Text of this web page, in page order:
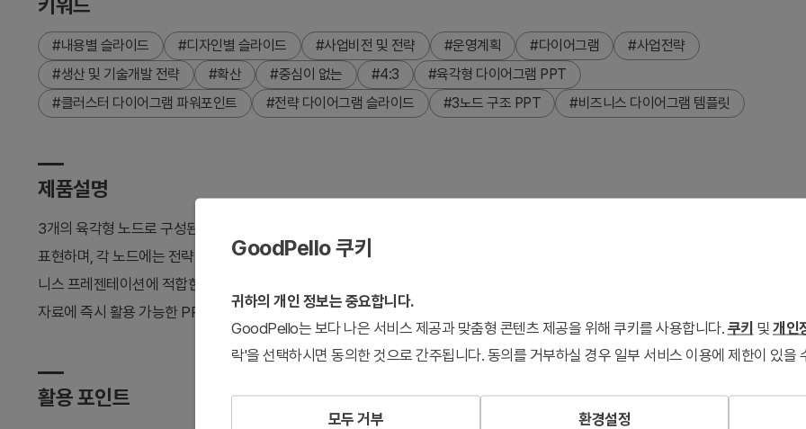
키워드
#내용별 슬라이드 #디자인별 슬라이드 #사업비전 및 전략 #운영계획 #다이어그램
#사업전략
#생산 및 기술개발 전략
#확산 #중심이 없는 #4:3
#육각형 다이어그램 PPT
#클러스터 다이어그램 파워포인트
#전략 다이어그램 슬라이드 #3노드 구조 PPT #비즈니스 다이어그램 템플릿
제품설명
3개의 육각형 노드로 구성된 클러스터 다이어그램 파워포인트 슬라이드입니다. 중앙 노드를 중심으로 좌우 대칭의 연결 구조를
표현하며, 각 노드에는 전략 요소나 핵심 항목을 입력할 수 있습니다. 콘크리트 텍스처 배경과 다크 그레이 육각형의 대비로 비즈
니스 프레젠테이션에 적합한 시각적 구성을 제공합니다. 4:3 비율 2장 구성으로 전략 수립, 사업 계획, 운영 방안 등 다양한 발표
자료에 즉시 활용 가능한 PPT 템플릿입니다.
활용 포인트
GoodPello 쿠키
귀하의 개인 정보는 중요합니다.
GoodPello는 보다 나은 서비스 제공과 맞춤형 콘텐츠 제공을 위해 쿠키를 사용합니다. 쿠키 및 개인
락'을 선택하시면 동의한 것으로 간주됩니다. 동의를 거부하실 경우 일부 서비스 이용에 제한이 있을
모두 거부 환경설정